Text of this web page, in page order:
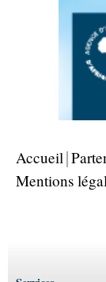
Accueil
Mentions